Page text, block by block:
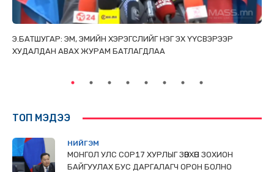
Э.БАТШУГАР: ЭМ, ЭМИЙН ХЭРЭГСЛИЙГ НЭГ ЭХ ҮҮСВЭРЭЭР
ХУДАЛДАН АВАХ ЖУРАМ БАТЛАГДЛАА
ТОП МЭДЭЭ
НИЙГЭМ
МОНГОЛ УЛС СОР17 ХУРЛЫГ ЗӨВХӨН ЗОХИОН
БАЙГУУЛАХ БУС ДАРГАЛАГЧ ОРОН БОЛНО